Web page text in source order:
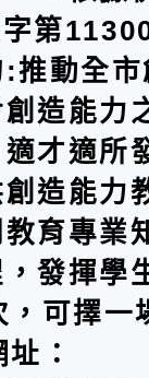
第
推動全
造能力
才適所
造能力
育專業
發揮學
可擇一
：